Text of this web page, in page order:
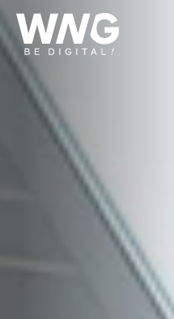
Cookies management panel